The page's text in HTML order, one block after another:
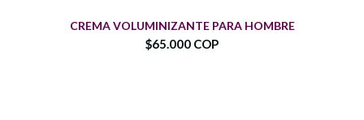
CREMA VOLUMINIZANTE PARA HOMBRE
$65.000 COP